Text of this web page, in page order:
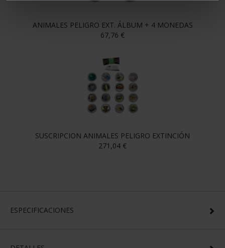
ANIMALES PELIGRO EXT. ÁLBUM + 4 MONEDAS
67,76 €
SUSCRIPCION ANIMALES PELIGRO EXTINCIÓN
271,04 €
ESPECIFICACIONES